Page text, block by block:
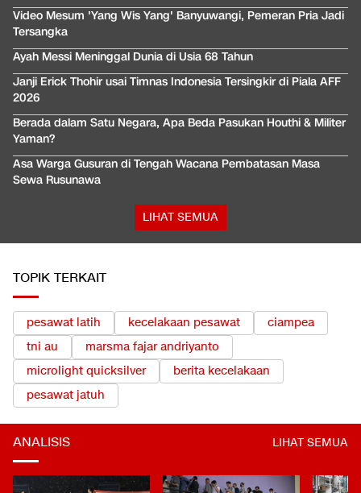
Video Mesum 'Yang Wis Yang' Banyuwangi, Pemeran Pria Jadi
Tersangka
Ayah Messi Meninggal Dunia di Usia 68 Tahun
Janji Erick Thohir usai Timnas Indonesia Tersingkir di Piala AFF
2026
Berada dalam Satu Negara, Apa Beda Pasukan Houthi & Militer
Yaman?
Asa Warga Gusuran di Tengah Wacana Pembatasan Masa
Sewa Rusunawa
LIHAT SEMUA
TOPIK TERKAIT
pesawat latih kecelakaan pesawat
ciampea
tni au
marsma fajar andriyanto
microlight quicksilver
berita kecelakaan
pesawat jatuh
ANALISIS LIHAT SEMUA